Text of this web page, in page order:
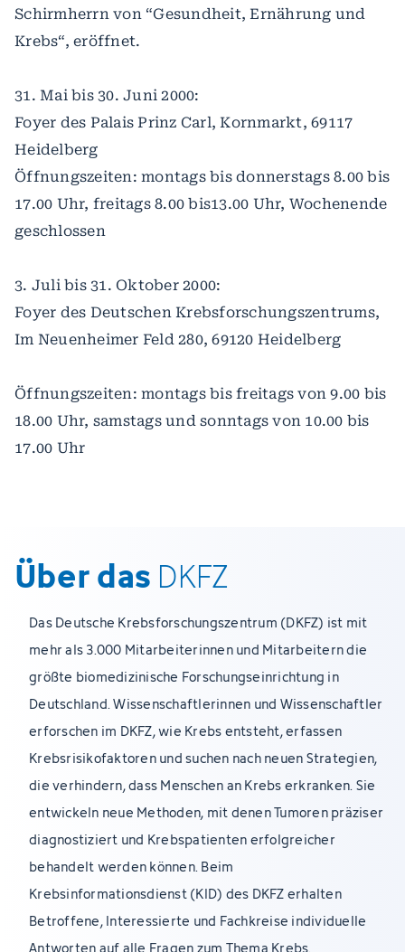
Schirmherrn von “Gesundheit, Ernährung und
Krebs“, eröffnet.
31. Mai bis 30. Juni 2000:
Foyer des Palais Prinz Carl, Kornmarkt, 69117
Heidelberg
Öffnungszeiten: montags bis donnerstags 8.00 bis
17.00 Uhr, freitags 8.00 bis13.00 Uhr, Wochenende
geschlossen
3. Juli bis 31. Oktober 2000:
Foyer des Deutschen Krebsforschungszentrums,
Im Neuenheimer Feld 280, 69120 Heidelberg
Öffnungszeiten: montags bis freitags von 9.00 bis
18.00 Uhr, samstags und sonntags von 10.00 bis
17.00 Uhr
Über das DKFZ
Das Deutsche Krebsforschungszentrum (DKFZ) ist mit
mehr als 3.000 Mitarbeiterinnen und Mitarbeitern die
größte biomedizinische Forschungseinrichtung in
Deutschland. Wissenschaftlerinnen und Wissenschaftler
erforschen im DKFZ, wie Krebs entsteht, erfassen
Krebsrisikofaktoren und suchen nach neuen Strategien,
die verhindern, dass Menschen an Krebs erkranken. Sie
entwickeln neue Methoden, mit denen Tumoren präziser
diagnostiziert und Krebspatienten erfolgreicher
behandelt werden können. Beim
Krebsinformationsdienst (KID) des DKFZ erhalten
Betroffene, Interessierte und Fachkreise individuelle